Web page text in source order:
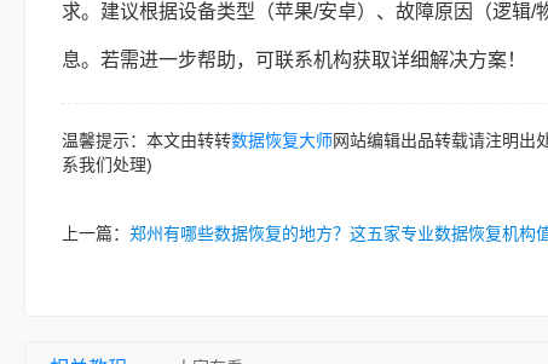
求。建议根据设备类型（苹果/安卓）、故障原因（逻辑
息。若需进一步帮助，可联系机构获取详细解决方案！
温馨提示：本文由转转数据恢复大师网站编辑出品转载请注明出
系我们处理)
上一篇： 郑州有哪些数据恢复的地方？这五家专业数据恢复机构值得一